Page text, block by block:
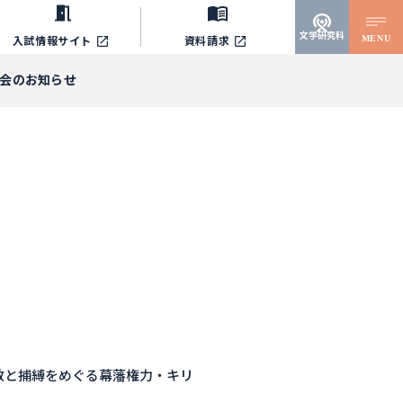
入試情報サイト 資料請求 文学研究科 MENU
のお知らせ
捕縛をめぐる幕藩権力・キリ